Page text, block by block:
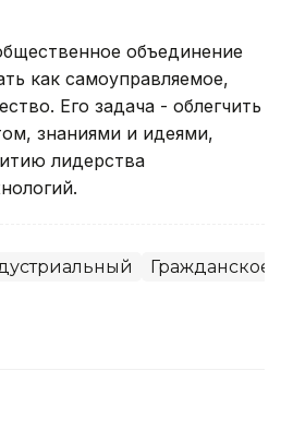
объединение
как самоуправляемое,
Его задача - облегчить
знаниями и идеями,
лидерства